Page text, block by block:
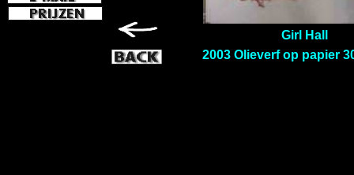
Girl Hall
2003 Olieverf op papier